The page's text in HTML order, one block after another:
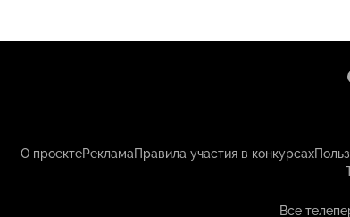
О проектеРекламаПравила участия в конкурсах
Все